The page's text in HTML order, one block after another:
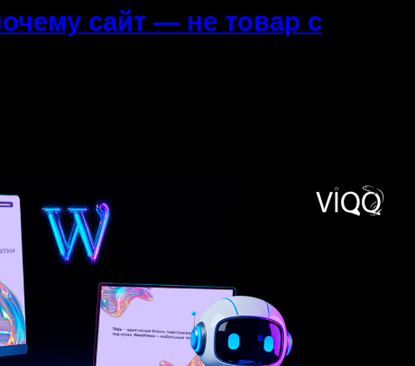
сайт — не товар с